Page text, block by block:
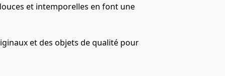
et intemporelles en font une
et des objets de qualité pour